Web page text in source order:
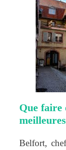
Que faire
Belfort,